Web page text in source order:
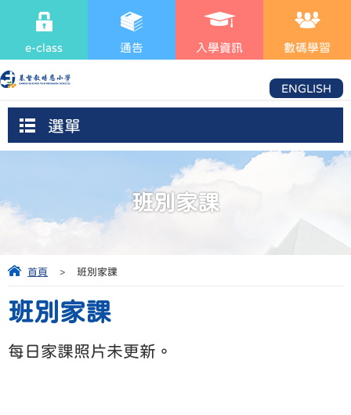
e-class 通告 入學資訊 數碼學習
ENGLISH
選單
班別家課
首頁 > 班別家課
班別家課
每日家課照片未更新。